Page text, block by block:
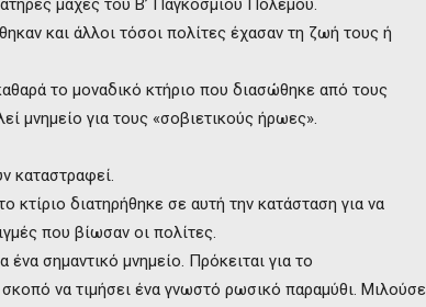
μάχες του Β’ Παγκοσμίου Πολέμου.
και άλλοι τόσοι πολίτες έχασαν τη ζωή τους ή
το μοναδικό κτήριο που διασώθηκε από τους
μνημείο για τους «σοβιετικούς ήρωες».
καταστραφεί.
κτίριο διατηρήθηκε σε αυτή την κατάσταση για να
που βίωσαν οι πολίτες.
ένα σημαντικό μνημείο. Πρόκειται για το
να τιμήσει ένα γνωστό ρωσικό παραμύθι. Μιλούσε